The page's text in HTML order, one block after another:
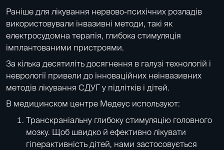
Раніше для лікування нервово-психічних розладів
використовували інвазивні методи, такі як
електросудомна терапія, глибока стимуляція
імплантованими пристроями.
За кілька десятиліть досягнення в галузі технологій і
неврології привели до інноваційних неінвазивних
методів лікування СДУГ у підлітків і дітей.
В медицинском центре Медеус используют:
Транскраніальну глибоку стимуляцію головного
мозку. Щоб швидко й ефективно лікувати
гіперактивність дітей, нами застосовується